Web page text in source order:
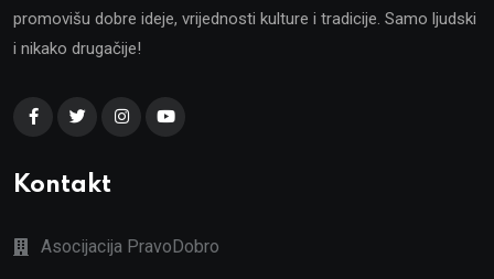
promovišu dobre ideje, vrijednosti kulture i tradicije. Samo ljudski
i nikako drugačije!
Kontakt
Asocijacija PravoDobro